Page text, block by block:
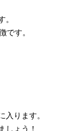
。
です。
入ります。
しょう！